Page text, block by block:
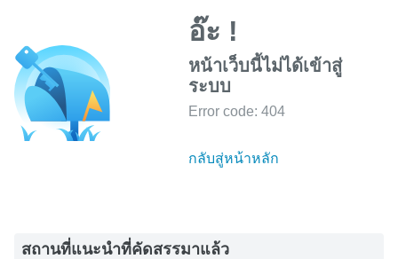
อ๊ะ !
หน้าเว็บนี้ไม่ได้เข้าสู่
ระบบ
Error code: 404
กลับสู่หน้าหลัก
สถานที่แนะนำที่คัดสรรมาแล้ว